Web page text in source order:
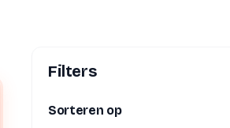
Filters
Sorteren op